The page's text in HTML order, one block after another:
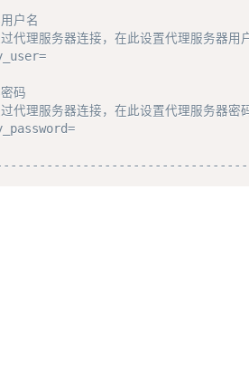
户名
代理服务器连接，在此设置代理服务器用
码
代理服务器连接，在此设置代理服务器密